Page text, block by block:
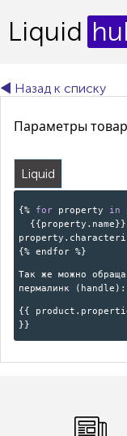
Liquid
◄ Назад к списку
Параметры
Liquid
{% forproperty in
{% endfor %}
Так же можно
пермалинк (handle):
{{
}}